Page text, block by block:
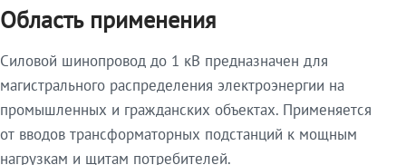
Область применения
Силовой шинопровод до 1 кВ предназначен для
магистрального распределения электроэнергии на
промышленных и гражданских объектах. Применяется
от вводов трансформаторных подстанций к мощным
нагрузкам и щитам потребителей.